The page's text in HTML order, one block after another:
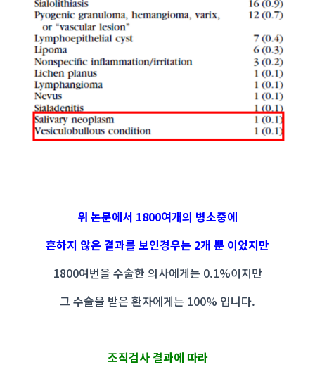
위 논문에서 1800여개의 병소중에
흔하지 않은 결과를 보인경우는 2개 뿐 이었지만
1800여번을 수술한 의사에게는 0.1%이지만
그 수술을 받은 환자에게는 100% 입니다.
조직검사 결과에 따라